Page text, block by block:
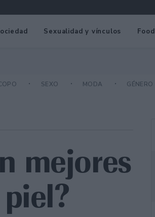
Sexualidad y vínculos Food
SEXO MODA GÉNERO
mejores